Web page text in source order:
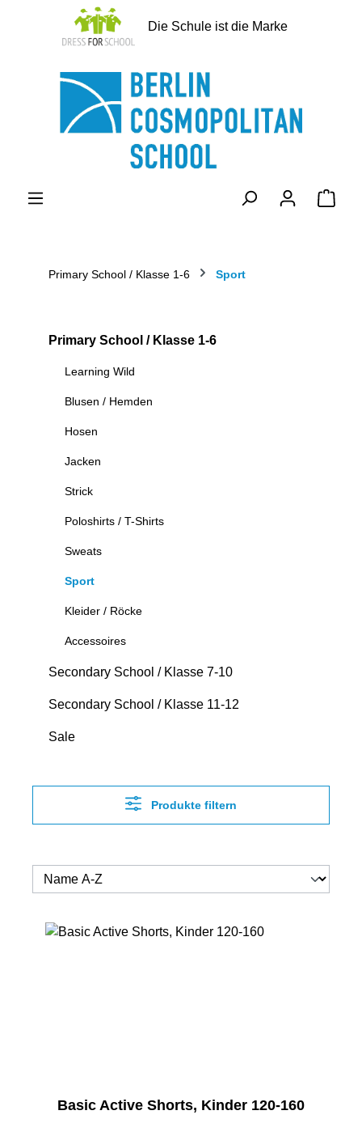
springen
Die Schule ist die Marke
Primary School / Klasse 1-6 Sport
Primary School / Klasse 1-6
Learning Wild
Blusen / Hemden
Hosen
Jacken
Strick
Poloshirts / T-Shirts
Sweats
Sport
Kleider / Röcke
Accessoires
Secondary School / Klasse 7-10
Secondary School / Klasse 11-12
Sale
Produkte filtern
Basic Active Shorts, Kinder 120-160